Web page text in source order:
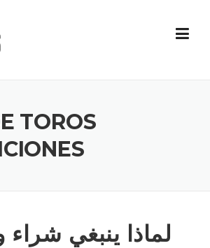
TOROS
لماذا ينبغي